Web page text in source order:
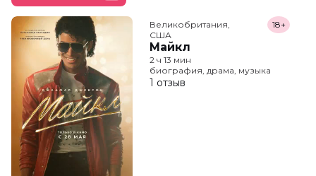
Великобритания,
США
Майкл
18+
2 ч 13 мин
биография, драма, музыка
1 отзыв